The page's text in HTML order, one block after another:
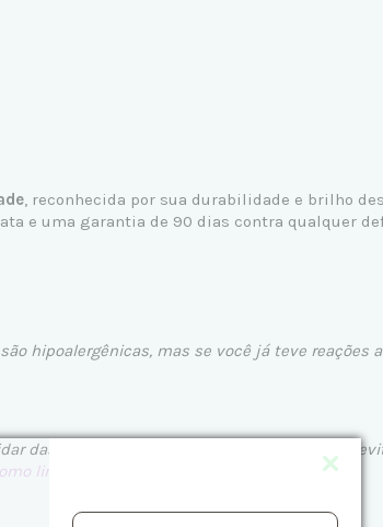
, reconhecida por sua durabilidade e brilho
e uma garantia de 90 dias contra qualquer
hipoalergênicas, mas se você já teve reações
das suas pulseiras e tornozeleiras de prata,
limpar suas joias de prata